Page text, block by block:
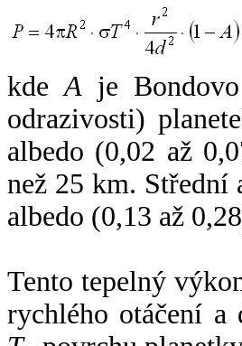
kdeA je
odrazivosti)
albedo (0,02 až
než 25 km. Střední
albedo (0,13 až
Tento tepelný
rychlého otáčení a